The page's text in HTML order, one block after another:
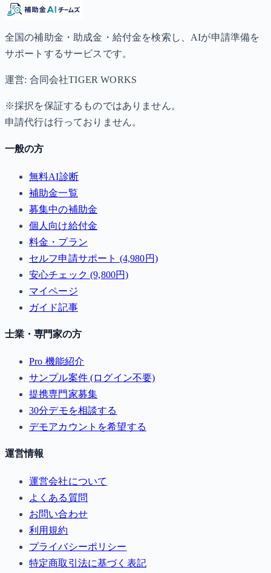
全国の補助金・助成金・給付金を検索し、AIが申請準備を
サポートするサービスです。
運営: 合同会社TIGER WORKS
※採択を保証するものではありません。
申請代行は行っておりません。
一般の方
無料AI診断
補助金一覧
募集中の補助金
個人向け給付金
料金・プラン
セルフ申請サポート (4,980円)
安心チェック (9,800円)
マイページ
ガイド記事
士業・専門家の方
Pro 機能紹介
サンプル案件 (ログイン不要)
提携専門家募集
30分デモを相談する
デモアカウントを希望する
運営情報
運営会社について
よくある質問
お問い合わせ
利用規約
プライバシーポリシー
特定商取引法に基づく表記